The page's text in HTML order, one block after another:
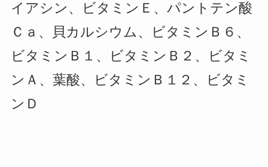
イアシン、ビタミンＥ、パントテン酸
Ｃａ、貝カルシウム、ビタミンＢ６、
ビタミンＢ１、ビタミンＢ２、ビタミ
ンＡ、葉酸、ビタミンＢ１２、ビタミ
ンＤ